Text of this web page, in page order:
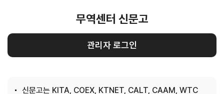
무역센터 신문고
관리자 로그인
신문고는 KITA, COEX, KTNET, CALT, CAAM, WTC